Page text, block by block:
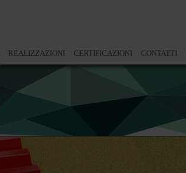
REALIZZAZIONI CERTIFICAZIONI CONTATTI